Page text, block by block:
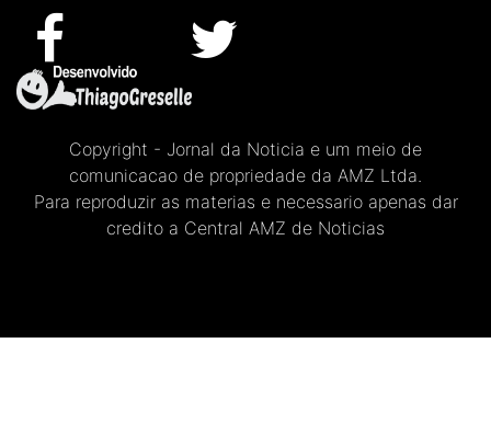
Copyright - Jornal da Noticia e um meio de
comunicacao de propriedade da AMZ Ltda.
Para reproduzir as materias e necessario apenas dar
credito a Central AMZ de Noticias